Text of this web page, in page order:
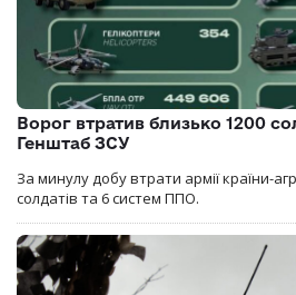
Ворог втратив близько 1200
Генштаб ЗСУ
За минулу добу втрати армії країни-
солдатів та 6 систем ППО.